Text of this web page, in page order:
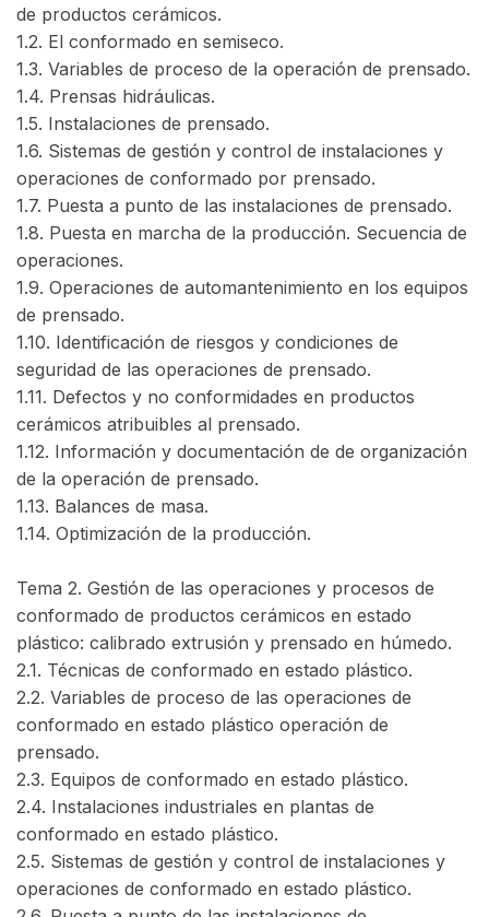
de productos cerámicos.
1.2. El conformado en semiseco.
1.3. Variables de proceso de la operación de prensado.
1.4. Prensas hidráulicas.
1.5. Instalaciones de prensado.
1.6. Sistemas de gestión y control de instalaciones y
operaciones de conformado por prensado.
1.7. Puesta a punto de las instalaciones de prensado.
1.8. Puesta en marcha de la producción. Secuencia de
operaciones.
1.9. Operaciones de automantenimiento en los equipos
de prensado.
1.10. Identificación de riesgos y condiciones de
seguridad de las operaciones de prensado.
1.11. Defectos y no conformidades en productos
cerámicos atribuibles al prensado.
1.12. Información y documentación de de organización
de la operación de prensado.
1.13. Balances de masa.
1.14. Optimización de la producción.
Tema 2. Gestión de las operaciones y procesos de
conformado de productos cerámicos en estado
plástico: calibrado extrusión y prensado en húmedo.
2.1. Técnicas de conformado en estado plástico.
2.2. Variables de proceso de las operaciones de
conformado en estado plástico operación de
prensado.
2.3. Equipos de conformado en estado plástico.
2.4. Instalaciones industriales en plantas de
conformado en estado plástico.
2.5. Sistemas de gestión y control de instalaciones y
operaciones de conformado en estado plástico.